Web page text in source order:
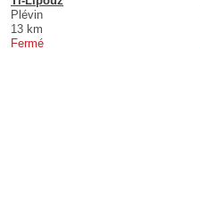
Plévin
13 km
Fermé